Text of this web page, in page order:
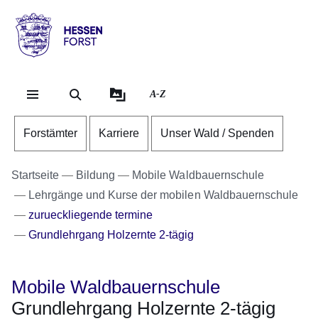
Hessen
Forst
A-Z
Forstämter Karriere Unser Wald / Spenden
Startseite Bildung
Mobile Waldbauernschule
Lehrgänge und Kurse der mobilen Waldbauernschule
zurueckliegende termine
Grundlehrgang Holzernte 2-tägig
Mobile Waldbauernschule
Grundlehrgang Holzernte 2-tägig